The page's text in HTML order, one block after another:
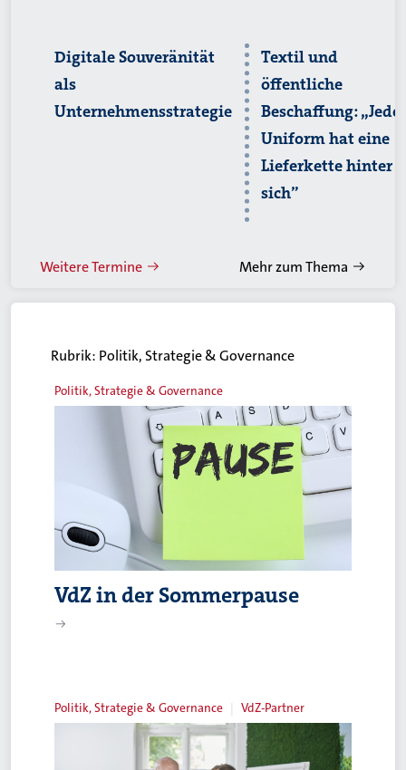
Weitere Termine
Digitale Souveränität
als
Unternehmensstrategie
Textil und
öffentliche
Beschaffung: „Jede
Uniform hat eine
Lieferkette hinter
sich”
Mehr zum Thema
Rubrik: Politik, Strategie & Governance
Politik, Strategie & Governance
VdZ in der Sommerpause
Politik, Strategie & Governance VdZ-Partner